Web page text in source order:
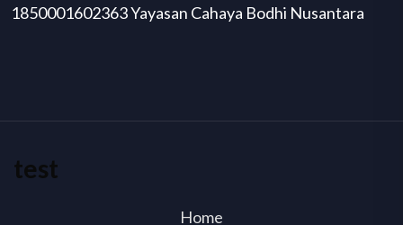
1850001602363 Yayasan Cahaya Bodhi Nusantara
test
Home